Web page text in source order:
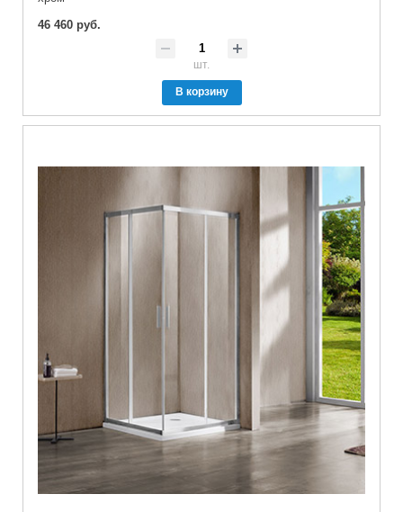
46 460 руб.
шт.
В корзину